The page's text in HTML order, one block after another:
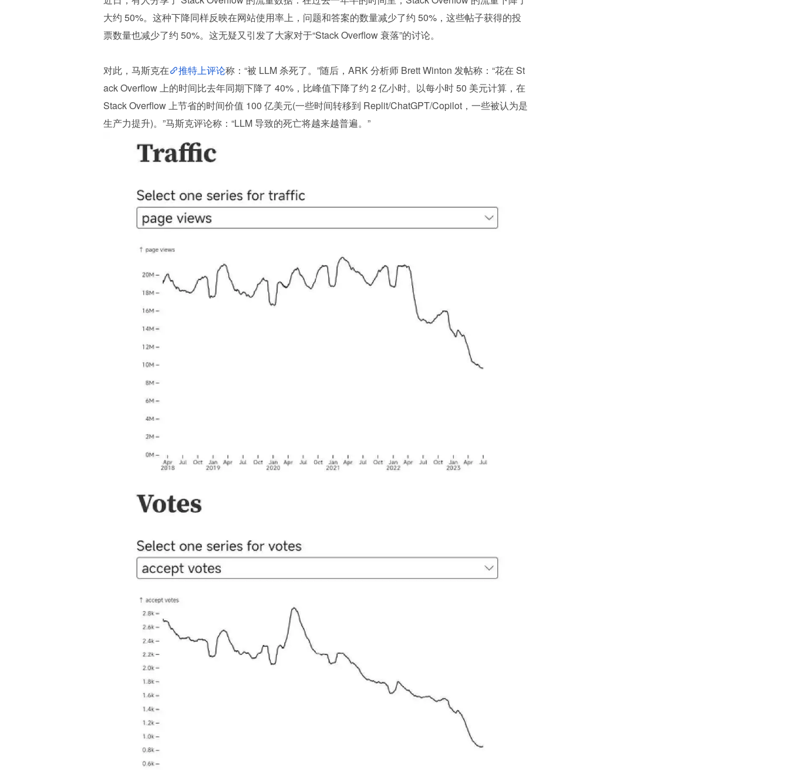
大约 50%。这种下降同样反映在网站使用率上，问题和答案的数量减少了约 50%，这些帖子获得的投
票数量也减少了约 50%。这无疑又引发了大家对于“Stack Overflow 衰落”的讨论。
对此，马斯克在 推特上评论称：“被 LLM 杀死了。”随后，ARK 分析师 Brett Winton 发帖称：“花在 St
ack Overflow 上的时间比去年同期下降了 40%，比峰值下降了约 2 亿小时。以每小时 50 美元计算，在
Stack Overflow 上节省的时间价值 100 亿美元(一些时间转移到 Replit/ChatGPT/Copilot，一些被认为是
生产力提升)。”马斯克评论称：“LLM 导致的死亡将越来越普遍。”